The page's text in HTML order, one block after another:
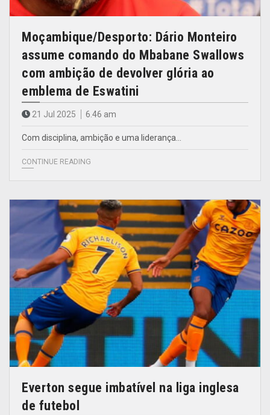
Moçambique/Desporto: Dário Monteiro
assume comando do Mbabane Swallows
com ambição de devolver glória ao
emblema de Eswatini
21 Jul 2025 6.46 am
Com disciplina, ambição e uma liderança…
CONTINUE READING
Everton segue imbatível na liga inglesa
de futebol